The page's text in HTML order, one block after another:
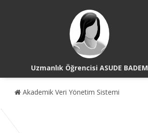
Uzmanlık Öğrencisi ASUDE BADEM
Akademik Veri Yönetim Sistemi